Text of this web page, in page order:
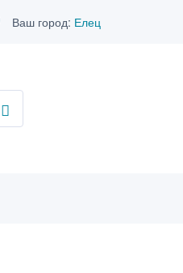
Ваш город: Елец